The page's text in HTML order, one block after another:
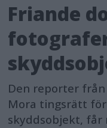
Friande
Den reporter
Mora tingsrätt
skyddsobjekt, får